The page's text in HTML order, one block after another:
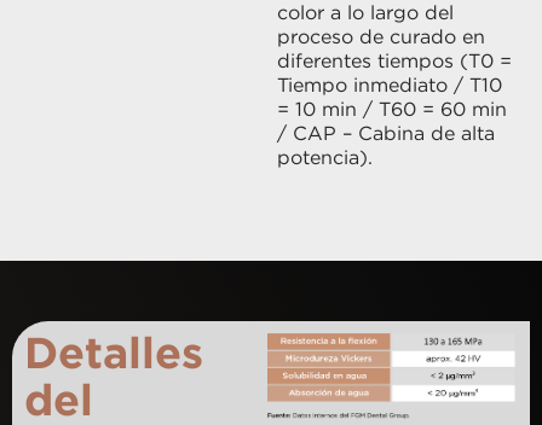
color a lo largo del
proceso de curado en
diferentes tiempos (T0 =
Tiempo inmediato / T10
= 10 min / T60 = 60 min
/ CAP – Cabina de alta
potencia).
Detalles
del